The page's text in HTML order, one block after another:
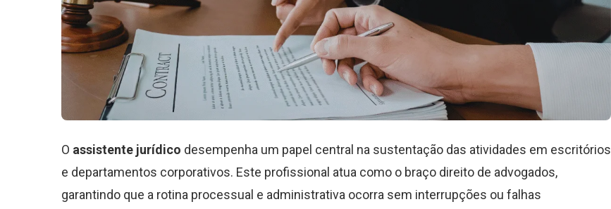
O assistente jurídico desempenha um papel central na sustentação das atividades em escritórios
e departamentos corporativos. Este profissional atua como o braço direito de advogados,
garantindo que a rotina processual e administrativa ocorra sem interrupções ou falhas